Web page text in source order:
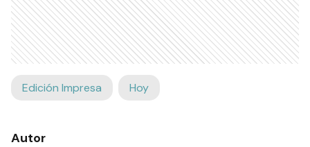
Edición Impresa Hoy
Autor